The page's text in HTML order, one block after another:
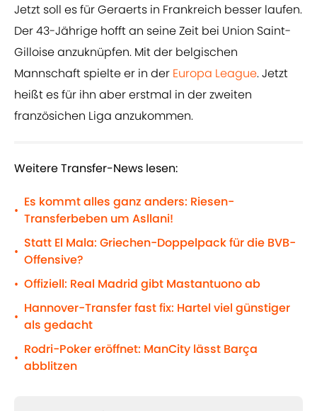
Jetzt soll es für Geraerts in Frankreich besser laufen.
Der 43-Jährige hofft an seine Zeit bei Union Saint-
Gilloise anzuknüpfen. Mit der belgischen
Mannschaft spielte er in der Europa League. Jetzt
heißt es für ihn aber erstmal in der zweiten
französichen Liga anzukommen.
Weitere Transfer-News lesen:
•
Es kommt alles ganz anders: Riesen-
Transferbeben um Asllani!
•
Statt El Mala: Griechen-Doppelpack für die BVB-
Offensive?
• Offiziell: Real Madrid gibt Mastantuono ab
•
Hannover-Transfer fast fix: Hartel viel günstiger
als gedacht
•
Rodri-Poker eröffnet: ManCity lässt Barça
abblitzen